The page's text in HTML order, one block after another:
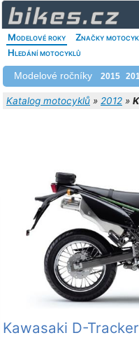
Modelové roky Značky
Hledání motocyklů
Modelové ročníky 2015
Katalog motocyklů » 2012 »
Kawasaki D-